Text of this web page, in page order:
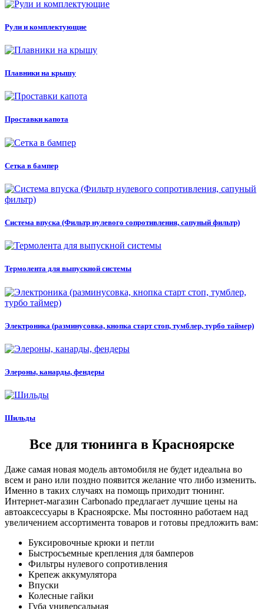
Рули и комплектующие
Плавники на крышу
Проставки капота
Сетка в бампер
Система впуска (Фильтр нулевого сопротивления, сапуный фильтр)
Термолента для выпускной системы
Электроника (разминусовка, кнопка старт стоп, тумблер, турбо таймер)
Элероны, канарды, фендеры
Шильды
Все для тюнинга в Красноярске
Даже самая новая модель автомобиля не будет идеальна во
всем и рано или поздно появится желание что либо изменить.
Именно в таких случаях на помощь приходит тюнинг.
Интернет-магазин Carbonado предлагает лучшие цены на
автоаксессуары в Красноярске. Мы постоянно работаем над
увеличением ассортимента товаров и готовы предложить вам:
Буксировочные крюки и петли
Быстросъемные крепления для бамперов
Фильтры нулевого сопротивления
Крепеж аккумулятора
Впуски
Колесные гайки
Губа универсальная